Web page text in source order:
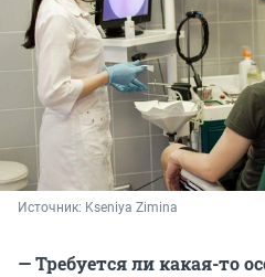
Источник: Kseniya Zimina
— Требуется ли какая-то